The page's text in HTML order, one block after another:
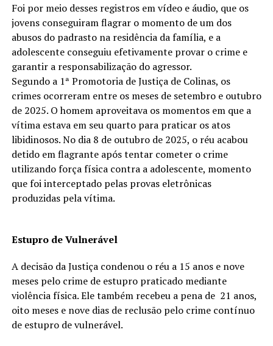
Foi por meio desses registros em vídeo e áudio, que os
jovens conseguiram flagrar o momento de um dos
abusos do padrasto na residência da família, e a
adolescente conseguiu efetivamente provar o crime e
garantir a responsabilização do agressor.
Segundo a 1ª Promotoria de Justiça de Colinas, os
crimes ocorreram entre os meses de setembro e outubro
de 2025. O homem aproveitava os momentos em que a
vítima estava em seu quarto para praticar os atos
libidinosos. No dia 8 de outubro de 2025, o réu acabou
detido em flagrante após tentar cometer o crime
utilizando força física contra a adolescente, momento
que foi interceptado pelas provas eletrônicas
produzidas pela vítima.
Estupro de Vulnerável
A decisão da Justiça condenou o réu a 15 anos e nove
meses pelo crime de estupro praticado mediante
violência física. Ele também recebeu a pena de 21 anos,
oito meses e nove dias de reclusão pelo crime contínuo
de estupro de vulnerável.